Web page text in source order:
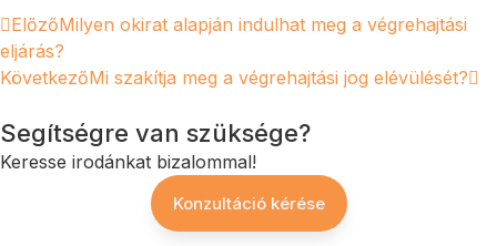
ElőzőMilyen okirat alapján indulhat meg a végrehajtási
eljárás?
KövetkezőMi szakítja meg a végrehajtási jog elévülését?
Segítségre van szüksége?
Keresse irodánkat bizalommal!
Konzultáció kérése